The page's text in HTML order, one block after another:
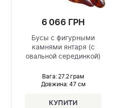
6 066 ГРН
Бусы с фигурными
камнями янтаря (с
овальной серединкой)
Вага: 27.2 грам
Довжина: 47 см